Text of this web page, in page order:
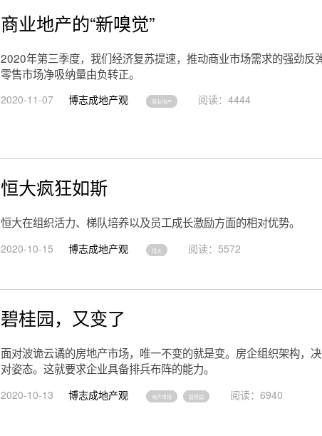
商业地产的“新嗅觉”
2020年第三季度，我们经济复苏提速，推动商业市场需求的强劲反
零售市场净吸纳量由负转正。
2020-11-07 博志成地产观 商业地产 阅读：4444
恒大疯狂如斯
恒大在组织活力、梯队培养以及员工成长激励方面的相对优势。
2020-10-15 博志成地产观 恒大 阅读：5572
碧桂园，又变了
面对波诡云谲的房地产市场，唯一不变的就是变。房企组织架构，
对姿态。这就要求企业具备排兵布阵的能力。
2020-10-13 博志成地产观 地产市场 碧桂园 阅读：6940